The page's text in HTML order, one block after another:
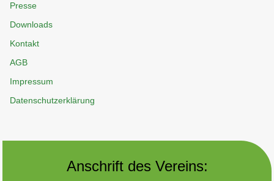
Presse
Downloads
Kontakt
AGB
Impressum
Datenschutzerklärung
Anschrift des Vereins: